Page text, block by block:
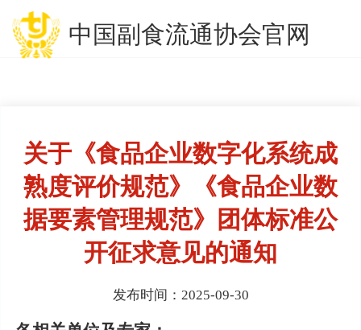
中国副食流通协会官网
关于《食品企业数字化系统成
熟度评价规范》《食品企业数
据要素管理规范》团体标准公
开征求意见的通知
发布时间：2025-09-30